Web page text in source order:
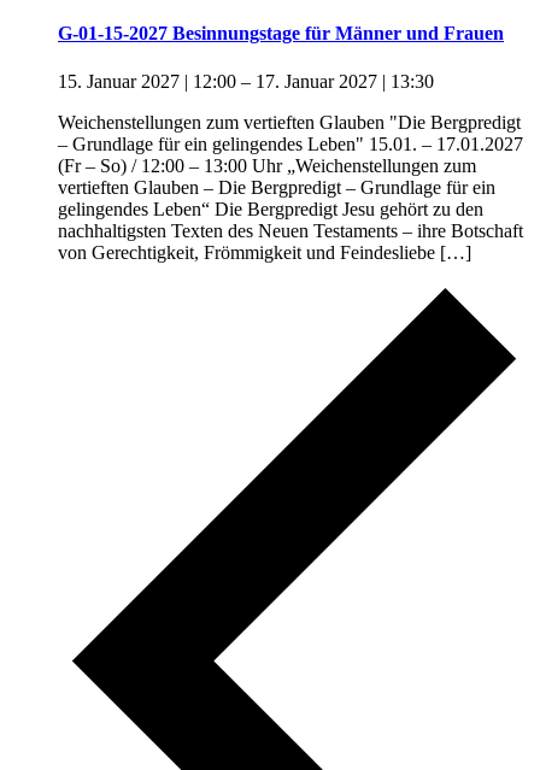
G-01-15-2027 Besinnungstage für Männer und Frauen
15. Januar 2027 | 12:00 – 17. Januar 2027 | 13:30
Weichenstellungen zum vertieften Glauben "Die Bergpredigt
– Grundlage für ein gelingendes Leben" 15.01. – 17.01.2027
(Fr – So) / 12:00 – 13:00 Uhr „Weichenstellungen zum
vertieften Glauben – Die Bergpredigt – Grundlage für ein
gelingendes Leben“ Die Bergpredigt Jesu gehört zu den
nachhaltigsten Texten des Neuen Testaments – ihre Botschaft
von Gerechtigkeit, Frömmigkeit und Feindesliebe […]